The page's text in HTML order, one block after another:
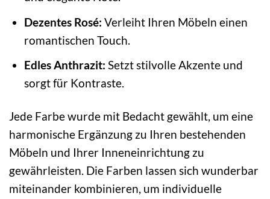
Dezentes Rosé: Verleiht Ihren Möbeln einen
romantischen Touch.
Edles Anthrazit: Setzt stilvolle Akzente und
sorgt für Kontraste.
Jede Farbe wurde mit Bedacht gewählt, um eine
harmonische Ergänzung zu Ihren bestehenden
Möbeln und Ihrer Inneneinrichtung zu
gewährleisten. Die Farben lassen sich wunderbar
miteinander kombinieren, um individuelle